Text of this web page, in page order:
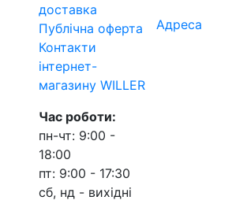
доставка
Публічна оферта
Контакти
інтернет-
магазину WILLER
Час роботи:
пн-чт: 9:00 -
18:00
пт: 9:00 - 17:30
сб, нд - вихідні
Адреса